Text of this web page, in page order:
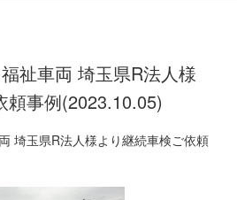
祉車両 埼玉県R法人様
頼事例(2023.10.05)
埼玉県R法人様より継続車検ご依頼